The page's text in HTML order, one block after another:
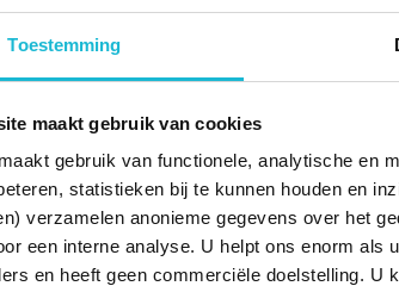
Toestemming
maakt gebruik van cookies
gebruik van functionele, analytische en
statistieken bij te kunnen houden en
verzamelen anonieme gegevens over het
een interne analyse. U helpt ons enorm als
en heeft geen commerciële doelstelling. U
Nederland Doneer nu